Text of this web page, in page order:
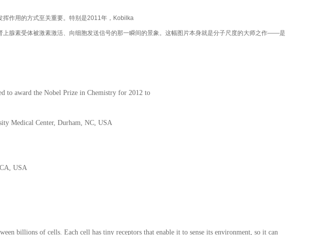
作用的方式至关重要。特别是2011年，Kobilka
上腺素受体被激素激活、向细胞发送信号的那一瞬间的景象。这幅图片本身就是分子尺度的大师之作——是
to award the Nobel Prize in Chemistry for 2012 to
Medical Center, Durham, NC, USA
USA
billions of cells. Each cell has tiny receptors that enable it to sense its environment, so it can